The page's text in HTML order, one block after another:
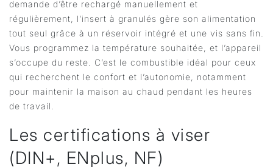
demande d’être rechargé manuellement et
régulièrement, l’insert à granulés gère son alimentation
tout seul grâce à un réservoir intégré et une vis sans fin.
Vous programmez la température souhaitée, et l’appareil
s’occupe du reste. C’est le combustible idéal pour ceux
qui recherchent le confort et l’autonomie, notamment
pour maintenir la maison au chaud pendant les heures
de travail.
Les certifications à viser
(DIN+, ENplus, NF)